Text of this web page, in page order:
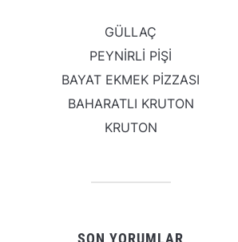
GÜLLAÇ
PEYNİRLİ PİŞİ
BAYAT EKMEK PİZZASI
BAHARATLI KRUTON
KRUTON
SON YORUMLAR